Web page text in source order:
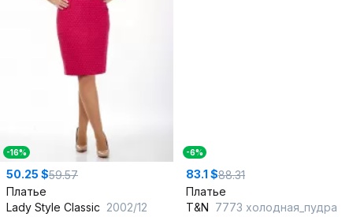
-16%
50.25 $59.57
Платье
Lady Style Classic 2002/12
-6%
83.1 $88.31
Платье
T&N 7773 холодная_пудра